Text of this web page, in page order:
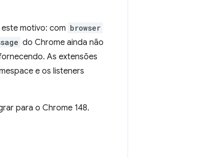
motivo: com browser
do Chrome ainda não
As extensões
e os listeners
para o Chrome 148.